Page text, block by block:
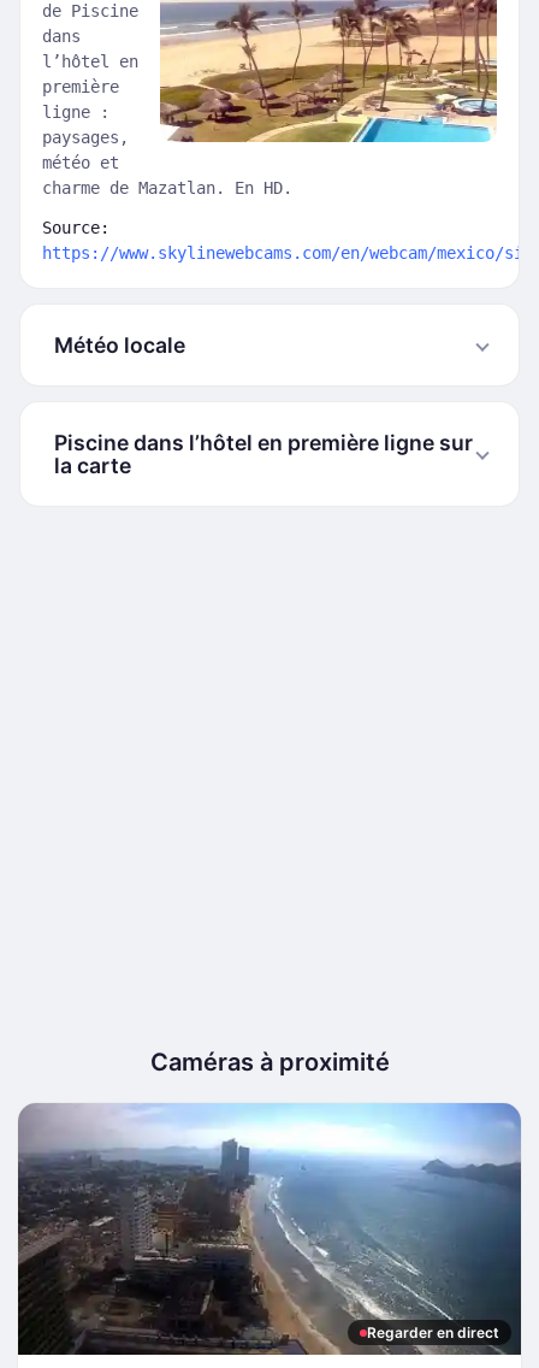
de Piscine
dans
l’hôtel en
première
ligne :
paysages,
météo et
charme de Mazatlan. En HD.
Source:
https://www.skylinewebcams.com/en/webcam/mexico/
Météo locale
Piscine dans l’hôtel en première ligne sur
la carte
Caméras à proximité
Regarder en direct